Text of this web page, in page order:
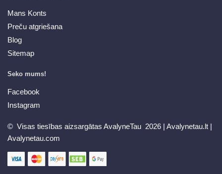
Mans Konts
Preču atgriešana
Blog
Sitemap
Seko mums!
Facebook
Instagram
© Visas tiesības aizsargātas AvalyneTau 2026 | Avalynetau.lt |
Avalynetau.com